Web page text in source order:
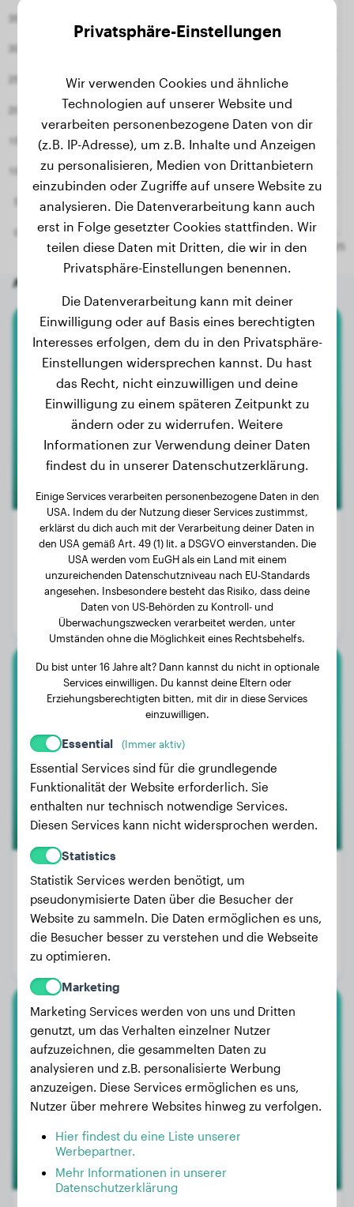
Andere zufällige Hunde
Dackel
Gustav
Gewicht:
5 kg
Alter:
2 Jahre, 5 Monate
Geschlecht:
Rüde
American Staffordshire Terrier
TOY
Gewicht:
Alter:
3 Jahre, 3 Monate
Geschlecht:
Englische Bulldogge
Ludwig
Privatsphäre-Einstellungen
Wir verwenden Cookies und ähnliche
Technologien auf unserer Website und
verarbeiten personenbezogene Daten von dir
(z.B. IP-Adresse), um z.B. Inhalte und Anzeigen
zu personalisieren, Medien von Drittanbietern
einzubinden oder Zugriffe auf unsere Website zu
analysieren. Die Datenverarbeitung kann auch
erst in Folge gesetzter Cookies stattfinden. Wir
teilen diese Daten mit Dritten, die wir in den
Privatsphäre-Einstellungen benennen.
Die Datenverarbeitung kann mit deiner
Einwilligung oder auf Basis eines berechtigten
Interesses erfolgen, dem du in den Privatsphäre-
Einstellungen widersprechen kannst. Du hast
das Recht, nicht einzuwilligen und deine
Einwilligung zu einem späteren Zeitpunkt zu
ändern oder zu widerrufen. Weitere
Informationen zur Verwendung deiner Daten
findest du in unserer Datenschutzerklärung.
Einige Services verarbeiten personenbezogene Daten in den
USA. Indem du der Nutzung dieser Services zustimmst,
erklärst du dich auch mit der Verarbeitung deiner Daten in
den USA gemäß Art. 49 (1) lit. a DSGVO einverstanden. Die
USA werden vom EuGH als ein Land mit einem
unzureichenden Datenschutzniveau nach EU-Standards
angesehen. Insbesondere besteht das Risiko, dass deine
Daten von US-Behörden zu Kontroll- und
Überwachungszwecken verarbeitet werden, unter
Umständen ohne die Möglichkeit eines Rechtsbehelfs.
Du bist unter 16 Jahre alt? Dann kannst du nicht in optionale
Services einwilligen. Du kannst deine Eltern oder
Erziehungsberechtigten bitten, mit dir in diese Services
einzuwilligen.
Essential (Immer aktiv)
Essential Services sind für die grundlegende
Funktionalität der Website erforderlich. Sie
enthalten nur technisch notwendige Services.
Diesen Services kann nicht widersprochen werden.
Statistics
Statistik Services werden benötigt, um
pseudonymisierte Daten über die Besucher der
Website zu sammeln. Die Daten ermöglichen es uns,
die Besucher besser zu verstehen und die Webseite
zu optimieren.
Marketing
Marketing Services werden von uns und Dritten
genutzt, um das Verhalten einzelner Nutzer
aufzuzeichnen, die gesammelten Daten zu
analysieren und z.B. personalisierte Werbung
anzuzeigen. Diese Services ermöglichen es uns,
Nutzer über mehrere Websites hinweg zu verfolgen.
Hier findest du eine Liste unserer
Werbepartner.
Mehr Informationen in unserer
Datenschutzerklärung